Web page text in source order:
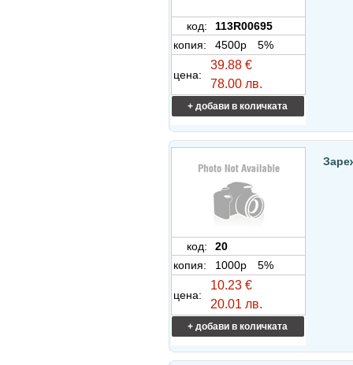
код:
113R00695
копия:
4500p 5%
цена:
39.88 €
78.00 лв.
+ добави в количката
код:
20
копия:
1000p 5%
цена:
10.23 €
20.01 лв.
+ добави в количката